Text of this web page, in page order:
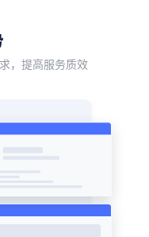
，提高服务质效